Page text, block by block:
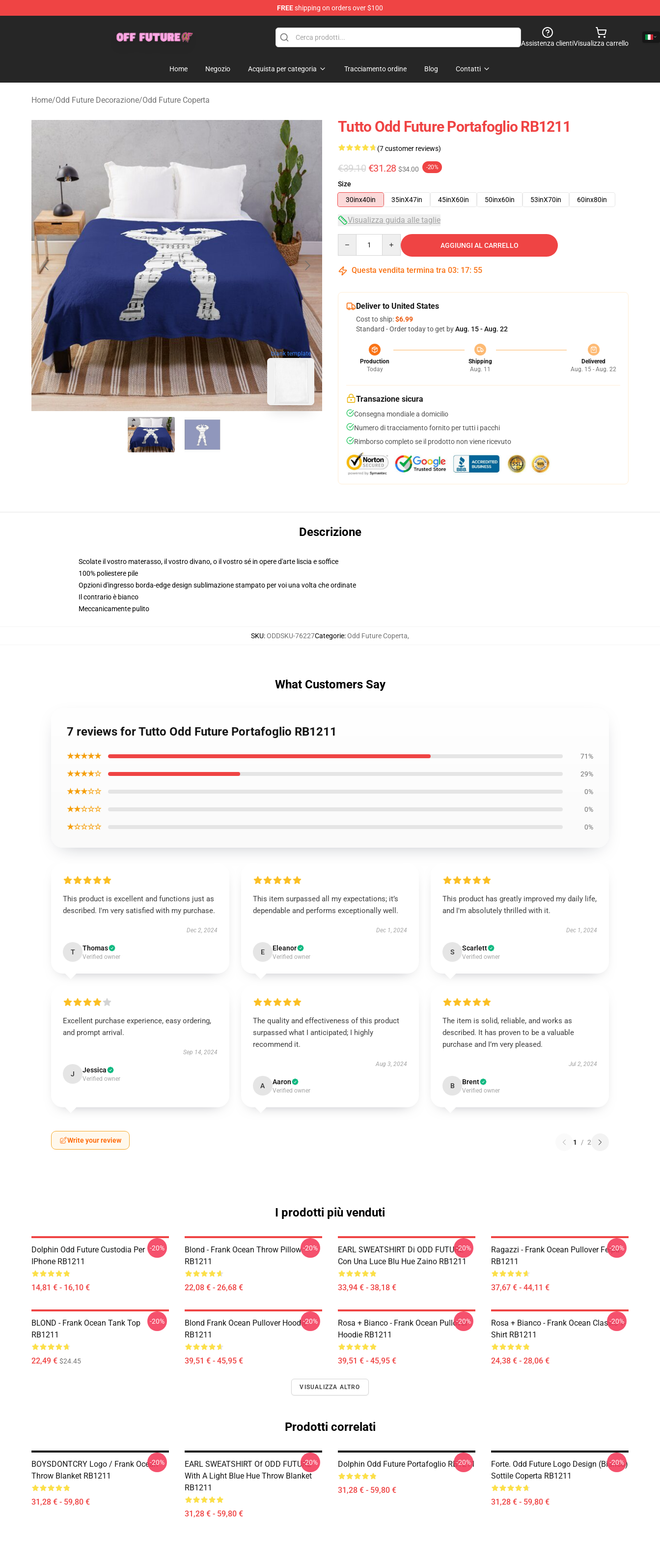
FREEshipping on orders over $100
Assistenza clientiVisualizza carrello
Home Negozio Acquista per categoria Tracciamento ordine Blog Contatti
Home/Odd Future Decorazione/Odd Future Coperta
blank template
Tutto Odd Future Portafoglio RB1211
(7 customer reviews)
€39.10 €31.28 $34.00 -20%
Size
30inx40in
35inX47in 45inX60in 50inx60in 53inX70in 60inx80in
Visualizza guida alle taglie
AGGIUNGI AL CARRELLO
Questa vendita termina tra 03: 17: 54
Deliver to United States
Cost to ship:$6.99
Standard - Order today to get byAug. 15 - Aug. 22
Production
Today
Shipping
Aug. 11
Delivered
Aug. 15 - Aug. 22
Transazione sicura
Consegna mondiale a domicilio
Numero di tracciamento fornito per tutti i pacchi
Rimborso completo se il prodotto non viene ricevuto
Descrizione
Scolate il vostro materasso, il vostro divano, o il vostro sé in opere d'arte liscia e soffice
100% poliestere pile
Opzioni d'ingresso borda-edge design sublimazione stampato per voi una volta che ordinate
Il contrario è bianco
Meccanicamente pulito
SKU:ODDSKU-76227Categorie:Odd Future Coperta,
What Customers Say
7 reviews for Tutto Odd Future Portafoglio RB1211
★★★★★ 71%
★★★★☆ 29%
★★★☆☆ 0%
★★☆☆☆ 0%
★☆☆☆☆ 0%
This product is excellent and functions just as
described. I'm very satisfied with my purchase.
Dec 2, 2024
T Thomas
Verified owner
This item surpassed all my expectations; it’s
dependable and performs exceptionally well.
Dec 1, 2024
E Eleanor
Verified owner
This product has greatly improved my daily life,
and I'm absolutely thrilled with it.
Dec 1, 2024
S Scarlett
Verified owner
Excellent purchase experience, easy ordering,
and prompt arrival.
Sep 14, 2024
J Jessica
Verified owner
The quality and effectiveness of this product
surpassed what I anticipated; I highly
recommend it.
Aug 3, 2024
A Aaron
Verified owner
The item is solid, reliable, and works as
described. It has proven to be a valuable
purchase and I’m very pleased.
Jul 2, 2024
B Brent
Verified owner
Write your review 1 / 2
I prodotti più venduti
Dolphin Odd Future Custodia Per
IPhone RB1211
14,81 € - 16,10 €
-20%
Blond - Frank Ocean Throw Pillow
RB1211
22,08 € - 26,68 €
-20%
EARL SWEATSHIRT Di ODD FUTURE
Con Una Luce Blu Hue Zaino RB1211
33,94 € - 38,18 €
-20%
Ragazzi - Frank Ocean Pullover Felpa
RB1211
37,67 € - 44,11 €
-20%
BLOND - Frank Ocean Tank Top
RB1211
22,49 € $24.45
-20%
Blond Frank Ocean Pullover Hoodie
RB1211
39,51 € - 45,95 €
-20%
Rosa + Bianco - Frank Ocean Pullover
Hoodie RB1211
39,51 € - 45,95 €
-20%
Rosa + Bianco - Frank Ocean Classic T-
Shirt RB1211
24,38 € - 28,06 €
-20%
VISUALIZZA ALTRO
Prodotti correlati
BOYSDONTCRY Logo / Frank Ocean
Throw Blanket RB1211
31,28 € - 59,80 €
-20%
EARL SWEATSHIRT Of ODD FUTURE
With A Light Blue Hue Throw Blanket
RB1211
31,28 € - 59,80 €
-20% Dolphin Odd Future Portafoglio RB1211
31,28 € - 59,80 €
-20%
Forte. Odd Future Logo Design (bianco)
Sottile Coperta RB1211
31,28 € - 59,80 €
-20%